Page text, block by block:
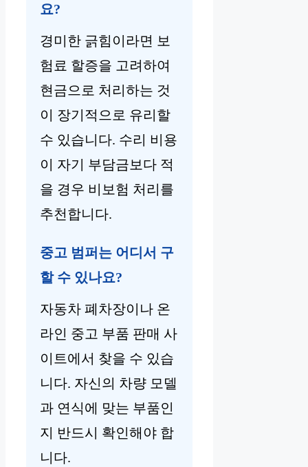
요?
경미한 긁힘이라면 보
험료 할증을 고려하여
현금으로 처리하는 것
이 장기적으로 유리할
수 있습니다. 수리 비용
이 자기 부담금보다 적
을 경우 비보험 처리를
추천합니다.
중고 범퍼는 어디서 구
할 수 있나요?
자동차 폐차장이나 온
라인 중고 부품 판매 사
이트에서 찾을 수 있습
니다. 자신의 차량 모델
과 연식에 맞는 부품인
지 반드시 확인해야 합
니다.